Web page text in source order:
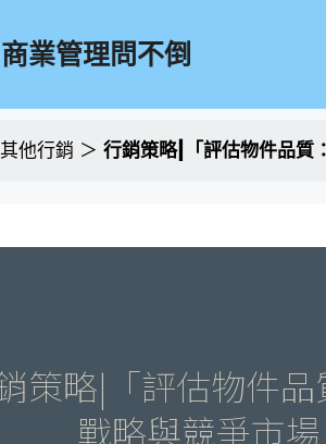
商業管理問不倒
其他行銷 ＞ 行銷策略|「評估物件品質